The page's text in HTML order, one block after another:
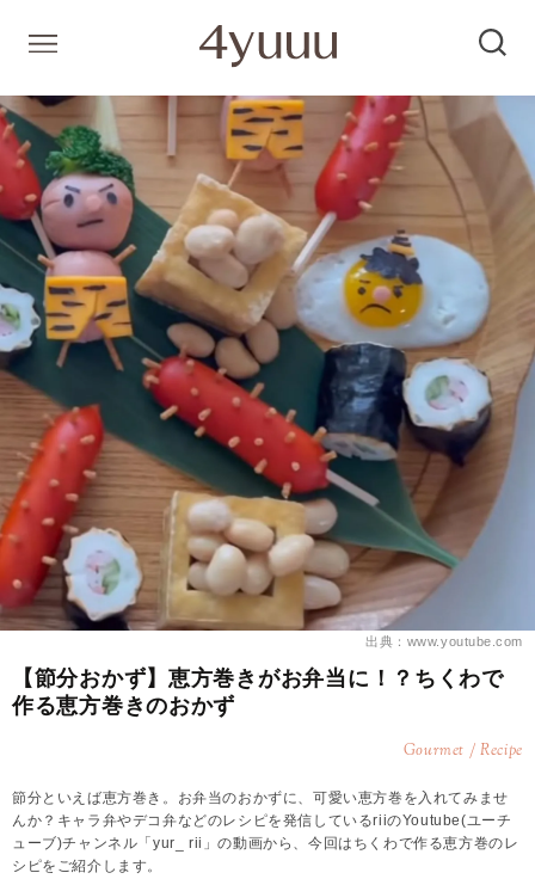
出典：www.youtube.com
【節分おかず】恵方巻きがお弁当に！？ちくわで
作る恵方巻きのおかず
Gourmet / Recipe
節分といえば恵方巻き。お弁当のおかずに、可愛い恵方巻を入れてみませ
んか？キャラ弁やデコ弁などのレシピを発信しているriiのYoutube(ユーチ
ューブ)チャンネル「yur_ rii」の動画から、今回はちくわで作る恵方巻のレ
シピをご紹介します。